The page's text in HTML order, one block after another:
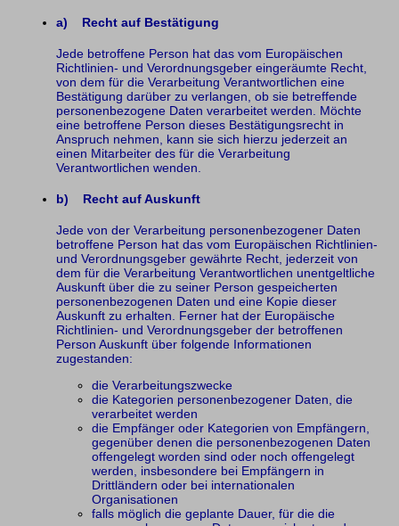
a) Recht auf Bestätigung
Jede betroffene Person hat das vom Europäischen
Richtlinien- und Verordnungsgeber eingeräumte Recht,
von dem für die Verarbeitung Verantwortlichen eine
Bestätigung darüber zu verlangen, ob sie betreffende
personenbezogene Daten verarbeitet werden. Möchte
eine betroffene Person dieses Bestätigungsrecht in
Anspruch nehmen, kann sie sich hierzu jederzeit an
einen Mitarbeiter des für die Verarbeitung
Verantwortlichen wenden.
b) Recht auf Auskunft
Jede von der Verarbeitung personenbezogener Daten
betroffene Person hat das vom Europäischen Richtlinien-
und Verordnungsgeber gewährte Recht, jederzeit von
dem für die Verarbeitung Verantwortlichen unentgeltliche
Auskunft über die zu seiner Person gespeicherten
personenbezogenen Daten und eine Kopie dieser
Auskunft zu erhalten. Ferner hat der Europäische
Richtlinien- und Verordnungsgeber der betroffenen
Person Auskunft über folgende Informationen
zugestanden:
die Verarbeitungszwecke
die Kategorien personenbezogener Daten, die
verarbeitet werden
die Empfänger oder Kategorien von Empfängern,
gegenüber denen die personenbezogenen Daten
offengelegt worden sind oder noch offengelegt
werden, insbesondere bei Empfängern in
Drittländern oder bei internationalen
Organisationen
falls möglich die geplante Dauer, für die die